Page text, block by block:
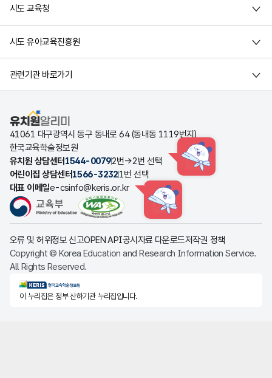
시도 교육청
시도 유아교육진흥원
관련기관 바로가기
유치원알리미
41061 대구광역시 동구 동내로 64 (동내동 1119번지)
한국교육학술정보원
유치원 상담센터 1544-00792번→2번 선택 HINT
어린이집 상담센터1566-32321번 선택
대표 이메일e-csinfo@keris.or.kr
HINT
오류 및 허위정보 신고OPEN API공시자료 다운로드저작권 정책
Copyright © Korea Education and Research Information Service.
All Rights Reserved.
KERIS한국교육학술정보원
이 누리집은 정부 산하기관 누리집입니다.